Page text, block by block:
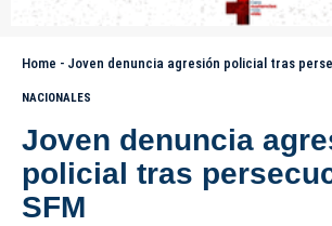
Home - Joven denuncia agresión policial tras
NACIONALES
Joven denuncia
policial tras
SFM